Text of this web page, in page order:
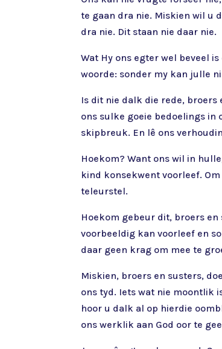
te gaan dra nie. Miskien wil u
dra nie. Dit staan nie daar nie.
Wat Hy ons egter wel beveel
woorde: sonder my kan julle
Is dit nie dalk die rede, broers
ons sulke goeie bedoelings in
skipbreuk. En lê ons
Hoekom? Want ons wil in
kind konsekwent voorleef.
teleurstel.
Hoekom gebeur dit, broers
voorbeeldig kan voorleef en
daar geen krag om mee te
Miskien, broers en susters,
ons tyd. Iets wat nie moontlik
hoor u dalk al op hierdie
ons werklik aan God oor te